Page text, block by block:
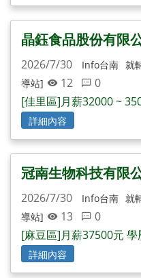
晶鈺食品股份有限
2026/7/30 Info台南 就
導站]
12
0
[佳里區]月薪32000 ~
詳細內容
冠南生物科技有限
2026/7/30 Info台南 就
導站]
13
0
[麻豆區]月薪37500元 學
詳細內容